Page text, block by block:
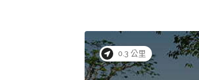
0.3 公里